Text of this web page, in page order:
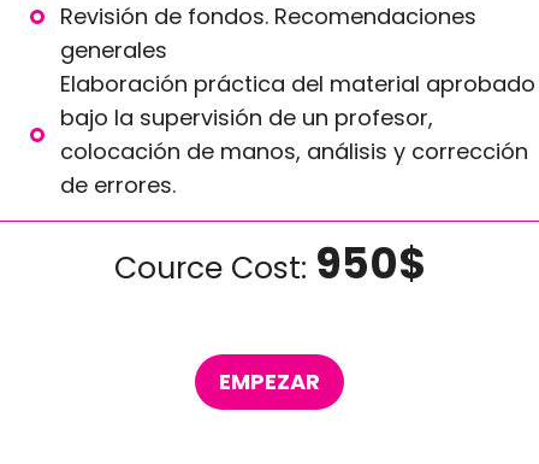
Revisión de fondos. Recomendaciones
generales
Elaboración práctica del material aprobado
bajo la supervisión de un profesor,
colocación de manos, análisis y corrección
de errores.
Cource Cost: 950$
EMPEZAR